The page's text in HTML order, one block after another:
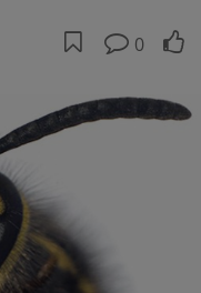
0